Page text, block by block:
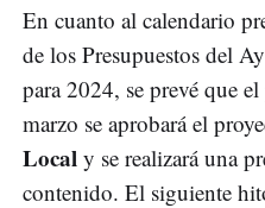
En cuanto al calendario
de los Presupuestos del
para 2024, se prevé que
marzo se aprobará el
Local y se realizará una
contenido. El siguiente